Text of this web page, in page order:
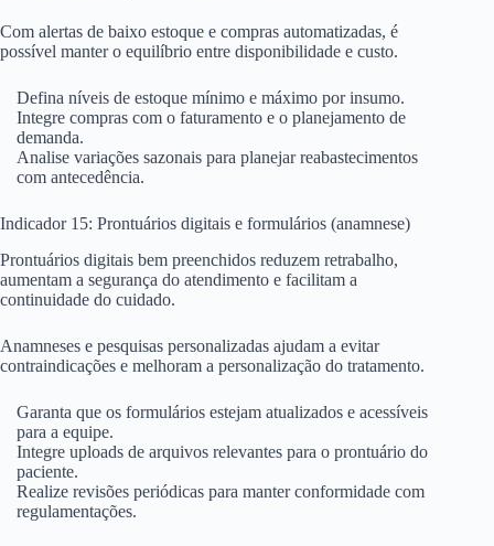
Com alertas de baixo estoque e compras automatizadas, é
possível manter o equilíbrio entre disponibilidade e custo.
Defina níveis de estoque mínimo e máximo por insumo.
Integre compras com o faturamento e o planejamento de
demanda.
Analise variações sazonais para planejar reabastecimentos
com antecedência.
Indicador 15: Prontuários digitais e formulários (anamnese)
Prontuários digitais bem preenchidos reduzem retrabalho,
aumentam a segurança do atendimento e facilitam a
continuidade do cuidado.
Anamneses e pesquisas personalizadas ajudam a evitar
contraindicações e melhoram a personalização do tratamento.
Garanta que os formulários estejam atualizados e acessíveis
para a equipe.
Integre uploads de arquivos relevantes para o prontuário do
paciente.
Realize revisões periódicas para manter conformidade com
regulamentações.